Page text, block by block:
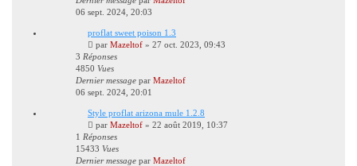
06 sept. 2024, 20:03
proflat sweet poison 1.3
par Mazeltof » 27 oct. 2023, 09:43
3 Réponses
4850 Vues
Dernier message par Mazeltof
06 sept. 2024, 20:01
Style proflat arizona mule 1.2.8
par Mazeltof » 22 août 2019, 10:37
1 Réponses
15433 Vues
Dernier message par Mazeltof